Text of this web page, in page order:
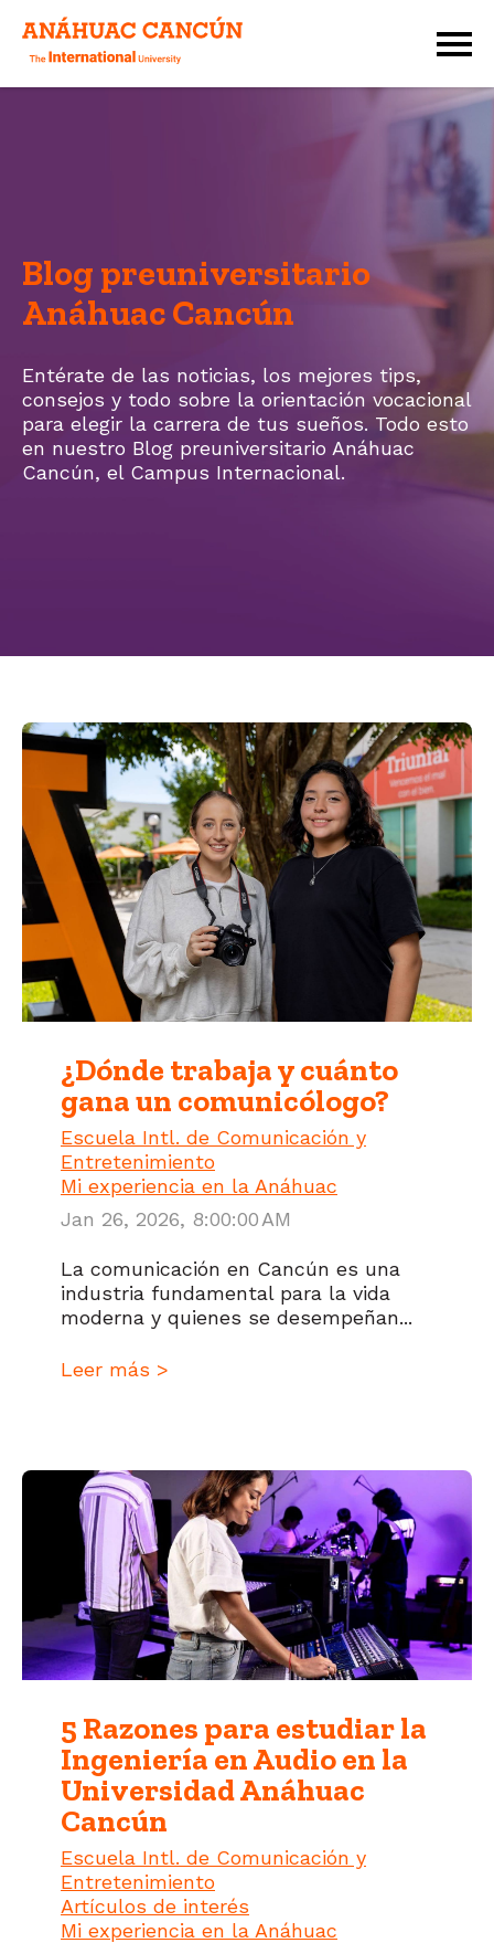
Blog preuniversitario
Anáhuac Cancún
Entérate de las noticias, los mejores tips,
consejos y todo sobre la orientación vocacional
para elegir la carrera de tus sueños. Todo esto
en nuestro Blog preuniversitario Anáhuac
Cancún, el Campus Internacional.
¿Dónde trabaja y cuánto
gana un comunicólogo?
Escuela Intl. de Comunicación y
Entretenimiento
Mi experiencia en la Anáhuac
Jan 26, 2026, 8:00:00 AM
La comunicación en Cancún es una
industria fundamental para la vida
moderna y quienes se desempeñan...
Leer más >
5 Razones para estudiar la
Ingeniería en Audio en la
Universidad Anáhuac
Cancún
Escuela Intl. de Comunicación y
Entretenimiento
Artículos de interés
Mi experiencia en la Anáhuac